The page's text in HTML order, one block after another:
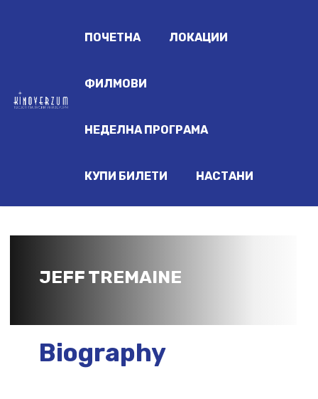
ПОЧЕТНА ЛОКАЦИИ
ФИЛМОВИ
НЕДЕЛНА ПРОГРАМА
КУПИ БИЛЕТИ НАСТАНИ
JEFF TREMAINE
Biography